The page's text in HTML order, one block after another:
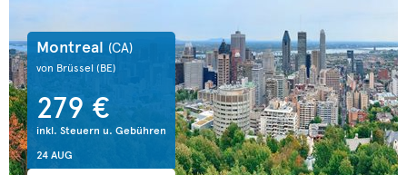
Montreal (CA)
von Brüssel(BE)
279 €
inkl. Steuern u. Gebühren
24 AUG